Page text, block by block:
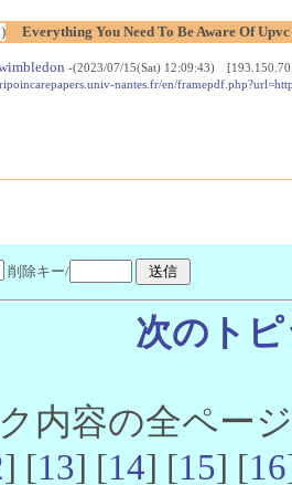
Everything You Need To Be Aware Of
-(2023/07/15(Sat) 12:09:43)
nantes.fr/en/
削除キー/
次のト
内容の全ペー
] [13] [14] [15] [16